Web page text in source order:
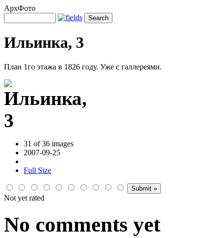
АрхФото
Ильинка, 3
План 1го этажа в 1826 году. Уже с галлереями.
31 of 36 images
2007-09-25
Full Size
Not yet rated
No comments yet